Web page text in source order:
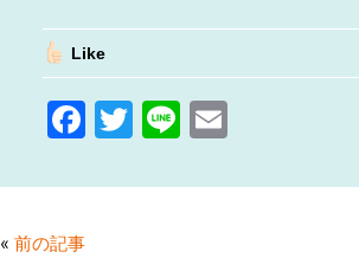
Like
F
c
e
T
itt
Li
e
E
ai
« 前の記事